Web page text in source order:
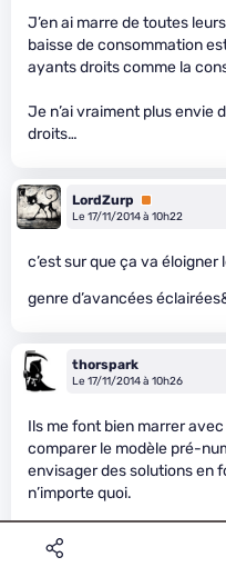
J’en ai marre de toutes
baisse de consommation
ayants droits comme la
Je n’ai vraiment plus envie
droits…
LordZurp
Premium
Le 17/11/2014 à 10h22
c’est sur que ça va
genre d’avancées
thorspark
Le 17/11/2014 à 10h26
Ils me font bien marrer
comparer le modèle pré-
envisager des solutions en
n’importe quoi.
Un jour, il faudra qu’ils se
un monde totalement